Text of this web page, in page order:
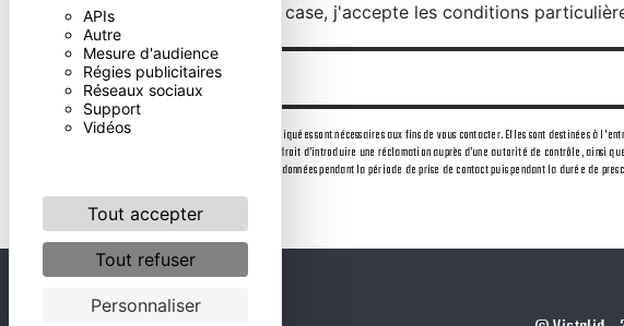
APIs
Autre
Mesure d'audience
Régies publicitaires
Réseaux sociaux
Support
Vidéos
Tout accepter
Tout refuser
Personnaliser
En cochant cette case, j'accepte les conditions
** Les données personnelles communiquées sont nécessaires aux fins de vous contacter. Elles sont destinées
consentement à tout moment et du droit d’introduire une réclamation auprès d’une autorité de contrôle,
être demandé. Nous conservons vos données pendant la période de prise de contact puis pendant la durée de